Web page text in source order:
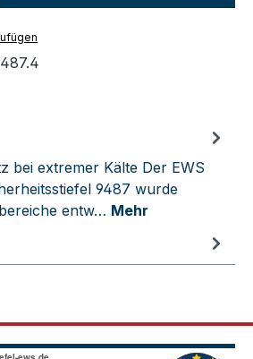
bei extremer Kälte Der EWS
9487 wurde
entw… Mehr